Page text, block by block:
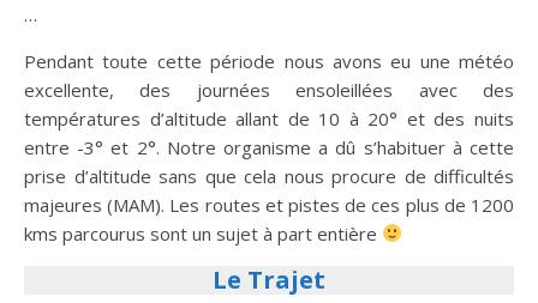
…
Pendant toute cette période nous avons eu une météo
excellente, des journées ensoleillées avec des
températures d’altitude allant de 10 à 20° et des nuits
entre -3° et 2°. Notre organisme a dû s’habituer à cette
prise d’altitude sans que cela nous procure de difficultés
majeures (MAM). Les routes et pistes de ces plus de 1200
kms parcourus sont un sujet à part entière
Le Trajet